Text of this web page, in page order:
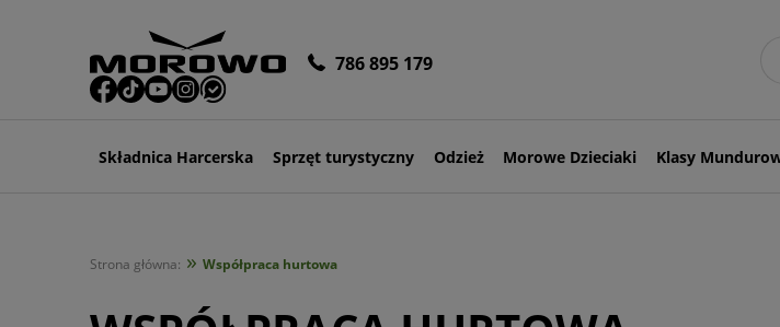
786 895 179
Składnica Harcerska Sprzęt turystyczny Odzież Morowe Dzieciaki Klasy
Strona główna: » Współpraca hurtowa